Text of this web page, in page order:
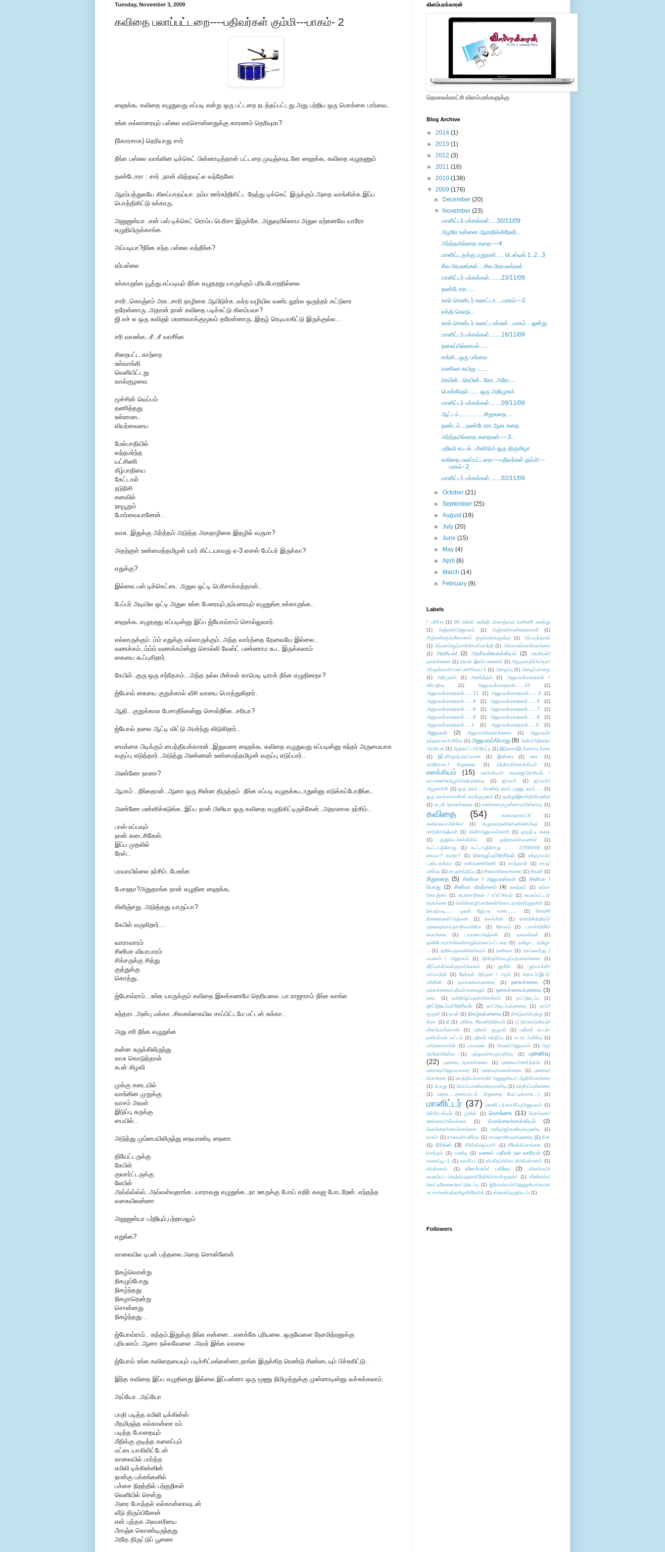
Tuesday, November 3, 2009
கவிதை பலாப்பட்டறை----பதிவர்கள் கும்மி---பாகம்- 2
ஹைக்கூ கவிதை எழுதுவது எப்படி என்று ஒரு பட்டறை நடத்தப்பட்டது.அது பற்றிய ஒரு மொக்கை பார்வை..
உங்க எல்லாரையும் பஸ்சுல வரசொன்னதுக்கு காரணம் தெரியுமா?
(கோரசாக) தெரியாது சார்
நீங்க பஸ்சுல வாங்கின டிக்கெட் பின்னாடித்தான் பட்டறை முடிஞ்சவுடனே ஹைக்கூ கவிதை எழுதணும்
தண்டோரா : சார் ,நான் வித்தவுட்ல வந்தேனே.
ஆரம்பத்துலயே கிளப்பாதய்யா..நம்ம ஊர்சுற்றிகிட்ட நேத்து டிக்கெட் இருக்கும்.அதை வாங்கிக்க.இப்ப
பொத்திகிட்டு உக்காரு.
அனுஜன்யா..என் பஸ் டிக்கெட் ரொம்ப பெரிசா இருக்கே..அதுவுமில்லாம அதுல ஏற்கனவே யாரோ
எழுதியிருக்காங்க.
அப்படியா?நீங்க எந்த பஸ்சுல வந்தீங்க?
ஏர்பஸ்சுல
உக்காருங்க யூத்து.எப்படியும் நீங்க எழுதறது யாருக்கும் புரியபோறதில்லை
சாரி..கொஞ்சம் அக..சாரி நாழிகை ஆயிடுச்சு..வர்ற வழியில வண்டலூர்ல ஒருத்தர் கட்டுரை
தரேன்னாரு..அதான்.நான் கவிதை படிச்சுட்டு கிளம்பவா?
ஜி.எச் ல ஒரு கவிஞர் மரணவாக்குமூலம் தரேன்னாரு..இதழ் ரெடியாகிட்டு இருக்குல்ல...
சரி வாசுங்க..சீ..சீ வாசீங்க
சிறைபட்ட காற்றை
உள்வாங்கி
வெளியிட்டது
வால்குழவை
மூச்சின் வெப்பம்
தணித்தது
உள்ளாடை
வியர்வையை
மேல்பாதியில்
வந்தமர்ந்த
யட்சிணி
கீழ்பாதியை
கேட்டாள்
நடுநிசி
கனவில்
நாயூறும்
போர்வையானேன்..
வாசு..இதுக்கு அர்த்தம் அடுத்த அகநாழிகை இதழில் வருமா?
அதற்குள் உண்மைத்தமிழன் யார் கிட்டயாவது ஏ-3 சைஸ் பேப்பர் இருக்கா?
எதுக்கு?
இல்லை.பஸ் டிக்கெட்டை அதுல ஒட்டி பெரிசாக்கத்தான்..
பேப்பர் அடியில ஒட்டி அதுல உங்க பேரையும்,நம்பரையும் எழுதுங்க.உக்காருங்க..
ஹைக்கூ எழுதறது எப்படின்னு இப்ப ஜ்யோவ்ராம் சொல்லுவார்.
எல்லாருக்கும்..ம்ம் எதுக்கு எல்லாருக்கும்..அந்த வார்த்தை தேவையே இல்லை..
வணக்கம்..ம்ம்ம் வணக்கம்ன்னு சொல்லி வேஸ்ட் பண்ணாம கூட இருக்கலாம்
கையை கூப்புகிறார்.
கேபிள்..குரு ஒரு சந்தேகம்...அந்த நல்ல மீன்கள் காமெடி டிராக் நீங்க எழுதினதா?
ஜ்யோவ் கையை குறுக்கால் வீசி வாயை பொத்துகிறார்.
ஆதி...குறுக்கால பேசாதீங்கன்னு சொல்றீங்க..சரியா?
ஜ்யோவ் தலை ஆட்டி விட்டு அமர்ந்து விடுகிறார்..
மைக்கை பிடிக்கும் பைத்தியக்காரன்..இதுவரை ஹைக்கூ கவிதை எழுதுவது எப்படின்னு சுந்தர் அருமையாக
வகுப்பு எடுத்தார்..அடுத்து அண்ணன் உண்மைத்தமிழன் வகுப்பு எடுப்பார்..
அண்ணே நானா?
ஆமாம் ..நீங்கதான்..ஆனா ஒரு சின்ன திருத்தம் .நீங்க எப்படி எழுதக்கூடாதுன்னு எடுக்கப்போறீங்க..
அண்ணே மன்னிச்சுடுங்க..இப்ப நான் பிஸியா ஒரு கவிதை எழுதிகிட்டிருக்கேன்..அதானால நர்சிம்..
பாஸ் எப்பவும்
நான் கடைசிகேஸ்
இப்ப முதலில்
ரேஸ்..
பரவாயில்லை நர்சிம்..பேசுங்க
பேசறதா?அதுதாங்க நான் எழுதின ஹைக்கூ
கிளிஞ்சது..அடுத்தது யாருப்பா?
கேபிள் வருகிறார்...
வாராவாரம்
சினிமா வியாபாரம்
சிக்சருக்கு சித்து
குத்துக்கு
கொத்து..
ஜ்யோவ்ராம்...உங்க யாருக்கும் கவிதை இலக்கணமே தெரியலை..பா.ராஜாராம் நீங்க வாங்க
சுந்தரா..அன்பு மக்கா..சிவகங்கையில சாப்பிட்டமே மட்டன் சுக்கா..
அது சரி நீங்க எழுதுங்க
கன்ன சுருக்கிலிருந்து
காசு கொடுத்தாள்
கூன் கிழவி
முக்கு கடையில்
வாங்கின முறுக்கு
வாசம் அவள்
இடுப்பு சுருக்கு
பையில்..
அடுத்து மும்பையிலிருந்து நையாண்டி நைனா.
தியேட்டருக்கு
கேபிள்
குவார்ட்டருக்கு
லேபிள்
அவ்வ்வ்வ்வ்..அவ்வள்வுதாங்க..யாராவது எழுதுங்க..நா ஊருக்கு போய் எதிர் கவுஜ போடறேன்..எந்தந்த
வகையிலன்னா
அனுஜன்யா பற்றியும்,பற்றாமலும்
எதுங்க?
காலையில டிபன் பத்தலை.அதை சொன்னேன்
நிகழ்வொன்று
நிகழும்போது
நிகழ்ந்தது
நிகழாதென்று
சொன்னது
நிகழ்ந்தது...
ஜ்யோவ்ராம்.. சுத்தம்.இதுக்கு நீங்க என்னை...எனக்கே புரியலை..ஒருவேளை நேசமித்ரனுக்கு
புரியலாம்..ஆனா நல்லவேளை .அவர் இங்க வரலை
ஜ்யோவ் உங்க கவிதையையும் படிச்சிட்டீங்கன்னா,நாங்க இருக்கிற ரெண்டு சிண்டையும் பிச்சுகிட்டு..
இந்த கவிதை இப்ப எழுதினது இல்லை.இப்பன்னா ஒரு மூணு நிமிழத்துக்கு முன்னாடின்னு வச்சுக்கலாம்.
அய்யோ..அய்யோ
பாதி படித்த எமிலி டிக்கின்ஸ்
மீதமிருந்த எல்கான்ஸா ரம்
படித்த போதையும்
மீதிக்கு குடித்த களைப்பும்
மட்டையாகிவிட்டேன்
காலையில் பார்த்த
எமிலி டிக்கின்ஸின்
நான்கு பக்கங்களில்
பச்சை நிறத்தில் பற்குறிகள்
வெளியில் சென்று
அரை போத்தல் எல்கான்ஸாவுடன்
வீடு திரும்பினேன்
என் புத்தக அலமாரியை
பீராஞ்சு கொண்டிருந்தது
அதே திருட்டுப் பூணை
விளம்பரக்காரன்
தொலைக்காட்சி விளம்பரங்களுக்கு
Blog Archive
► 2014 (1)
► 2013 (1)
► 2012 (3)
► 2011 (16)
► 2010 (138)
▼ 2009 (176)
►
December(20)
▼
November(23)
மானிட்டர் பக்கங்கள்.....30/11/09
அழகே உன்னை ஆராதிக்கிறேன்...
அர்த்தமில்லாத கதை----4
மானிட்டருக்கு மறுநாள்..... டெஸ்டிங் 1..2...3
சில பிரபலங்கள்....சில பிராபலங்கள்
மானிட்டர் பக்கங்கள்........23/11/09
தண்டோரா.....
கால் செண்டர் கலாட்டா.....பாகம்---2
சக்தி கொடு...
கால் செண்டர் கலாட்டாக்கள்...பாகம் ...ஒன்று
மானிட்டர் பக்கங்கள்........16/11/09
தலைப்பில்லாமல்......
சார்லி...ஒரு பார்வை
மணிலா கயிறு........
ரெயின்...ரெயின்...கோ..அவே.....
பொக்கிஷம்....... ஒரு அறிமுகம்
மானிட்டர் பக்கங்கள்........09/11/09
ஆட்டம்............... .சிறுகதை....
தண்டம்....தண்டோரா ஆன கதை
அர்த்தமில்லாத கதைகள்----3..
பதிவர் கூடல்...மீண்டும் ஒரு திருவிழா
கவிதை பலாப்பட்டறை----பதிவர்கள் கும்மி---
பாகம்- 2
மானிட்டர் பக்கங்கள்........02/11/09
►October(21)
►September(25)
►August(19)
►July(20)
►June(15)
►
May(4)
►April(6)
►
March(14)
►
February(9)
Labels
/ பகிர்வு (1) 90 மில்லி ஊத்தி..கொஞ்சமா தண்ணி கலந்து
(1)
அஞ்சலி/அனுபவம் (1) அஞ்சலி/கண்ணதாசன்
(1)
அஞ்சலி/கும்பகோணம் குழந்தைகளுக்கு
(1)
அப்படித்தான்
(1) அப்பளம்/துப்பாக்கி/பாப்பாத்தி (1) அம்மா/சும்மா/மொக்கை
(1)
அரசியல்/ (2) அரசியல்/எளக்கியம் (2)
அரசியல்/
நகைச்சுவை (1) அவள் இளம் மனைவி (1) அழகு/கதிர்/ரம்யா/
அப்துல்லா/ராமலட்சுமி/தொடர் (1) அழைப்பு (1) அழைப்பு/மழை
(1)
அறிமுகம் (1) அனர்த்தம் (1)
அனுபவக்கதைகள் /
மீள்பதிவு
(1) அனுபவக்கதைகள்......10
(1)
அனுபவக்கதைகள்......11
(1) அனுபவக்கதைகள்......3
(1)
அனுபவக்கதைகள்......4
(1) அனுபவக்கதைகள்......5
(1)
அனுபவக்கதைகள்......6
(1) அனுபவக்கதைகள்......7
(1)
அனுபவக்கதைகள்......8
(1) அனுபவக்கதைகள்......9
(1)
அனுபவக்கதைகள்.....1
(1) அனுபவக்கதைகள்.....2 (1)
அனுபவம் (2) அனுபவம்/நகைச்சுவை (1)
அனுபவம்/
நந்தலாலா/பகிர்வு (1) அனுபவம்/பொது (9) அன்பு/அத்தை/
அரசியல் (1) ஆற்காட்டார்/பேட்டி (1) இடுகை/இடர்கை/படர்கை
(1)
இட்லி/குஷ்பு/நப்பாசை (1) இனிமை (1) உடை
(1)
உயிரோடை/ சிறுகதை
(1) எந்திரன்/எளக்கியம் (1)
எளக்கியம் (15)
எளக்கியம்/ கவுஜை/அரசியல் /
வாசனை/கற்பூரம்/கற்பு/களவு
(1) ஒப்பாரி (1)
ஒப்பாரி/
அழுகாச்சி (1) ஒரு தரம்... ரெண்டு தரம்..மூணு தரம்..... (1)
ஒரு வாக்காளனின் வாக்குமூலம் (1) ஒன்று/இரண்டு/பெண்டு
(1) கடன் /நகைச்சுவை (1) கண்ணாடி/முன்னாடி/பின்னாடி (1)
கவிதை (54) கவிதை/காட்சி
(1)
கவிதையாமில்லே/
(1) கழுதை/தவிடு/புண்ணாக்கு
(1)
காந்தி/அஞ்சலி (1) கிளி/அனுபவம்/லாரி (1) கு(பு)ட்டி கதை
(1)
குறும்படம்/ஸ்கிரிப்ட் (1) குற்றாலம்/பயணம்/
(1)
கூட்டாஞ்சோறு
(1) கூட்டாஞ்சோறு ...... 27/06/09
(1)
கையா? காதா?
(1) கொழுப்பு/அரசியல் (2)
சங்கு/பால்/
டண்டனக்கா
(1) சனி/மணி/பிணி (1) சாத்தான் (1) சாரு/
பகிர்வு (1) சாரு/சந்திப்பு (1) சிலை/விலை/கலை (1) சிவன் (1)
சிறுகதை (5) சினிமா / அனுபவங்கள் (2)
சினிமா /
பொது (2) சினிமா விமர்சனம் (4) சுகந்தம் (1)
சும்மா
கொஞ்சம் (1) சுயசொறிதல் / எ”ள”கியம் (1) சுயதம்பட்டம்/
மொக்கை (1) செம்மொழி/மாங்கனி/கொடநாடு/விருதகிரி (1)
செருப்படி...... முதல் ஜேப்படி வரை.......
(1)
சேஷூ/
நினைவுகள்/அஞ்சலி
(1) சைக்கிள் (1)
சொற்சித்திரம்/
புனைவு/வாய்தா/சிவசம்போ
(1) சோகம் (1)
டமால்/டுமீல்/
மொக்கை
(1) டயானா/அஞ்சலி (1) தகவல்கள்
(1)
தண்டோரா/சங்கவி/எறும்பு/பலாப்பட்டறை (1) தமிழா.. தமிழா
.. (1) தற்பெருமை/விளம்பரம் (1) தனிமை (1) தாய்லாந்து /
பயணம் / அனுபவம்
(1) திமிரு/கொழுப்பு/நகைச்சுவை
(1)
தீர்ப்புகள்/வள்ளுவர்/உலகம்
(1) துகில் (1)
துப்பாக்கி/
பாப்பாத்தி
(1) தேர்தல் /திருமா / ஈழம் (1)
தொடர்/இடர்/
சங்கிலி
(1) நகச்சுவை/புனைவு (1) நகைச்சுவை (3)
நகைச்சுவை/பதிவர்/கலைஞர் (1) நகைச்சுவை/புனைவு (3)
நடை (1) நன்றி/ஒப்புதல்/விளக்கம் (1) நாட்டுநடப்பு (1)
நாட்டுநடப்பு/அரசியல் (2) நாட்டுநடப்பு/புனைவு (1)
நாய்/
குருவி (1) நான் (1) நிகழ்வு/புனைவு (2) நிகழ்வு/விபத்து (1)
நிலா (1) நீ (1) பகிர்வு /வேண்டுகோள் (1) பட்டு/பாரம்பரியம்/
விளம்பரக்காரன்
(1) பதிவர் குழுமம் (1)
பதிவர் கூடல்/
நண்பர்கள் வட்டம் (1) பதிவர் சந்திப்பு (1) பா.ரா /பகிர்வு (1)
பார்வை/சார்லி
(1) பாவனை (1) பிரஷர்/அனுபவம் (1) பீரு/
ரெமோ/கிஸ்ரா
(1) புத்தகம்/சாரு/பகிர்வு (1)
புனைவு
(22)
புனைவு /நகைச்சுவை (1) புனைவு/அனர்த்தம்/
(1)
புனைவு/அனுபவகதை (1) புனைவு/நகைச்சுவை (1) புனைவு/
மொக்கை (1) பைத்தியக்காரன்/ அனுஜன்யா/ ஆதி/மொக்கை
(1) பொது (1) பொய்யாண்டி/நையாண்டி (1) மந்திரப்புன்னகை
(1)
மனசு.....(உரையாடல் சிறுகதை போட்டிக்காக...) (1)
மானிட்டர் (37) மானிட்டர்/வாசிப்பு/அனுபவம் (1)
மீள்/டெஸ்டிங் (1) முகில் (1) மொக்கை (11) மொக்கை/
ஊக்கை/அல்லக்கை
(1) மொக்கை/எளக்கியம் (2)
மொக்கை/மகாமொக்கை (1) ரண்டி/ஜர்கண்டி/ஏமூண்டி
(1)
ராகம் (1) ராகவன்/பகிர்வு (1) ராமதாசு/ரவுசு/புனைவு (1) ரீமா
(1)
ரீமிக்ஸ் (3) ரீமிக்ஸ்/ஒப்பாரி (1) ரீமேக்/மொக்கை
(1)
வசந்தம் (1) வண்டி (1) வலைப் பதிவர் நல வாரியம் (2)
வலைப்பூ--1 (1) வாசிப்பு (1) விபரீதம்/விகடன்/விமர்சனம் (1)
விமர்சனம்
(1) விளம்பரம்/ பகிர்வு (2)
விளம்பரம்/
சுயதம்பட்டம்/தற்பெருமை/பீற்றிக்கொள்ளுதல்/
(1) வீண்வம்பு/
வெட்டிவேலை/நாட்டுநடப்பு (1) ஜ்யோவ்ராம்/அனுஜன்யா/வாசு/
பா.ரா/உண்மத்தமிழன்/கேபிள் (1) ஸ்மைல்/குறும்படம் (1)
Followers